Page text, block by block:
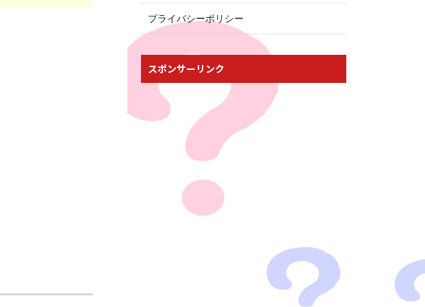
プライバシーポリシー
スポンサーリンク